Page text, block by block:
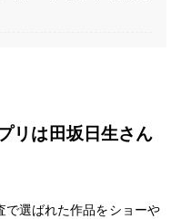
リは田坂日生さん
で選ばれた作品をショーや